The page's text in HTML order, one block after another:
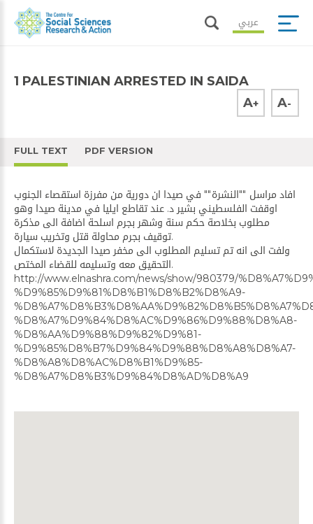
عربي
1 PALESTINIAN ARRESTED IN SAIDA
A+ A-
FULL TEXT PDF VERSION
افاد مراسل ""النشرة"" في صيدا ان دورية من مفرزة استقصاء الجنوب
اوقفت الفلسطيني بشير د. عند تقاطع ايليا في مدينة صيدا وهو
مطلوب بخلاصة حكم سنة وشهر بجرم اسلحة اضافة الى مذكرة
توقيف بجرم محاولة قتل وتخريب سيارة.
ولفت الى انه تم تسليم المطلوب الى مخفر صيدا الجديدة لاستكمال
التحقيق معه وتسليمه للقضاء المختص.
http://www.elnashra.com/news/show/980379/
%D9%85%D9%81%D8%B1%D8%B2%D8%A9-
%D8%A7%D9%84%D8%AC%D9%86%D9%88%D8%A8-
%D8%AA%D9%88%D9%82%D9%81-
%D9%85%D8%B7%D9%84%D9%88%D8%A8%D8%A7-
%D8%A8%D8%AC%D8%B1%D9%85-
%D8%A7%D8%B3%D9%84%D8%AD%D8%A9